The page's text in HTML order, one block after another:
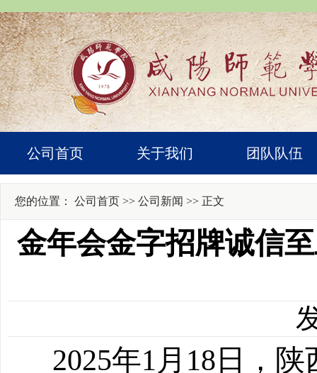
公司首页 关于我们 团队队伍
您的位置： 公司首页 >> 公司新闻 >> 正文
金年会金字招牌诚信
2025年1 月 18 日，